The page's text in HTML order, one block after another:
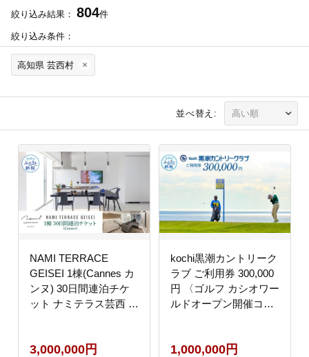
絞り込み結果： 804件
絞り込み条件：
高知県 芸西村
並べ替え:
NAMI TERRACE
GEISEI 1棟(Cannes カ
ンヌ) 30日間連泊チケ
ット ナミテラス芸西 利
泊 旅行 観光 家族 友達
3,000,000円
kochi黒潮カントリーク
ラブ ご利用券 300,000
円 〈ゴルフ カシオワー
ルドオープン開催コー
ト ゴルフチケット プレ
1,000,000円